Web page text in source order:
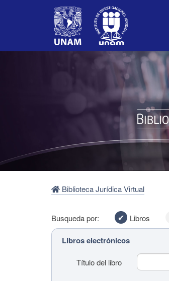
Biblioteca Jurídica Virtual
Busqueda por: Libros
Libros electrónicos
Título del libro